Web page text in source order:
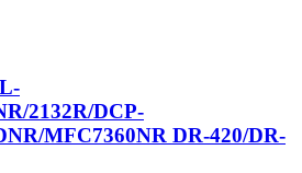
2132R/DCP-
MFC7360NR DR-420/DR-